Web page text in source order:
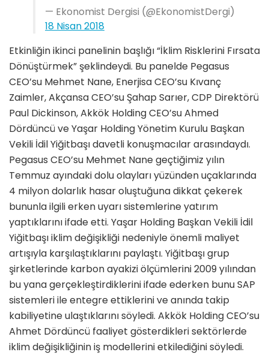
— Ekonomist Dergisi (@EkonomistDergi)
18 Nisan 2018
Etkinliğin ikinci panelinin başlığı “İklim Risklerini Fırsata
Dönüştürmek” şeklindeydi. Bu panelde Pegasus
CEO’su Mehmet Nane, Enerjisa CEO’su Kıvanç
Zaimler, Akçansa CEO’su Şahap Sarıer, CDP Direktörü
Paul Dickinson, Akkök Holding CEO’su Ahmed
Dördüncü ve Yaşar Holding Yönetim Kurulu Başkan
Vekili İdil Yiğitbaşı davetli konuşmacılar arasındaydı.
Pegasus CEO’su Mehmet Nane geçtiğimiz yılın
Temmuz ayındaki dolu olayları yüzünden uçaklarında
4 milyon dolarlık hasar oluştuğuna dikkat çekerek
bununla ilgili erken uyarı sistemlerine yatırım
yaptıklarını ifade etti. Yaşar Holding Başkan Vekili İdil
Yiğitbaşı iklim değişikliği nedeniyle önemli maliyet
artışıyla karşılaştıklarını paylaştı. Yiğitbaşı grup
şirketlerinde karbon ayakizi ölçümlerini 2009 yılından
bu yana gerçekleştirdiklerini ifade ederken bunu SAP
sistemleri ile entegre ettiklerini ve anında takip
kabiliyetine ulaştıklarını söyledi. Akkök Holding CEO’su
Ahmet Dördüncü faaliyet gösterdikleri sektörlerde
iklim değişikliğinin iş modellerini etkilediğini söyledi.